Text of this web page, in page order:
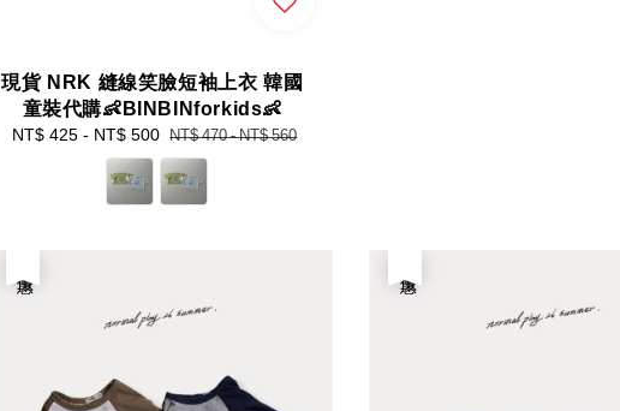
現貨 NRK 縫線笑臉短袖上衣 韓國
童裝代購👶BINBINforkids👶
Sale
NT$ 425 - NT$ 500 Regular
price
NT$ 470-NT$ 560